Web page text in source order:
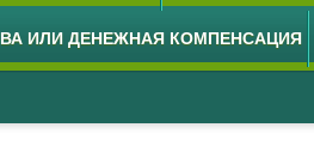
ИЛИ ДЕНЕЖНАЯ КОМПЕНСАЦИЯ